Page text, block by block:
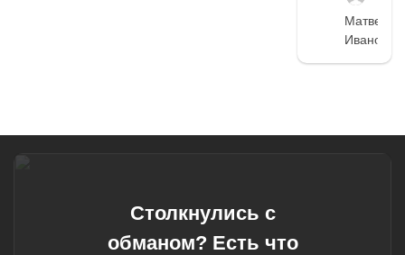
Матвей
Иванов
Столкнулись с
обманом? Есть что